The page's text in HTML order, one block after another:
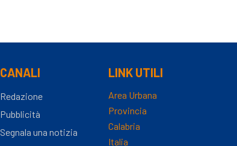
CANALI
Redazione
Pubblicità
Segnala una notizia
LINK UTILI
Area Urbana
Provincia
Calabria
Italia